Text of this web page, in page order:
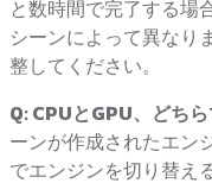
と数時間で完了する場
シーンによって異なり
整してください。
Q: CPUとGPU、どち
ーンが作成されたエン
でエンジンを切り替え